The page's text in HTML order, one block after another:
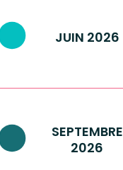
JUIN 2026
SEPTEMBRE
2026